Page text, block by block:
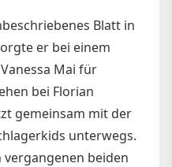
Blatt in
er bei einem
Mai für
bei Florian
gemeinsam mit der
unterwegs.
beiden